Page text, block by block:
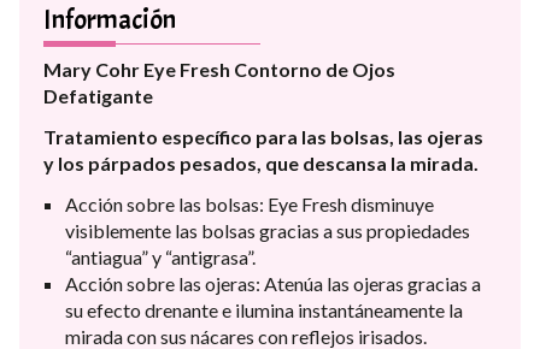
Información
Mary Cohr Eye Fresh Contorno de Ojos
Defatigante
Tratamiento específico para las bolsas, las ojeras
y los párpados pesados, que descansa la mirada.
Acción sobre las bolsas: Eye Fresh disminuye
visiblemente las bolsas gracias a sus propiedades
“antiagua” y “antigrasa”.
Acción sobre las ojeras: Atenúa las ojeras gracias a
su efecto drenante e ilumina instantáneamente la
mirada con sus nácares con reflejos irisados.